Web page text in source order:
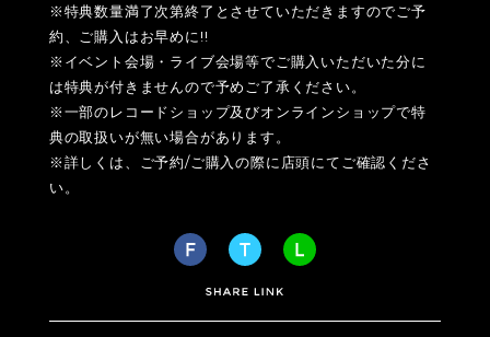
※特典数量満了次第終了とさせていただきますのでご予
約、ご購入はお早めに!!
※イベント会場・ライブ会場等でご購入いただいた分に
は特典が付きませんので予めご了承ください。
※一部のレコードショップ及びオンラインショップで特
典の取扱いが無い場合があります。
※詳しくは、ご予約/ご購入の際に店頭にてご確認くださ
い。